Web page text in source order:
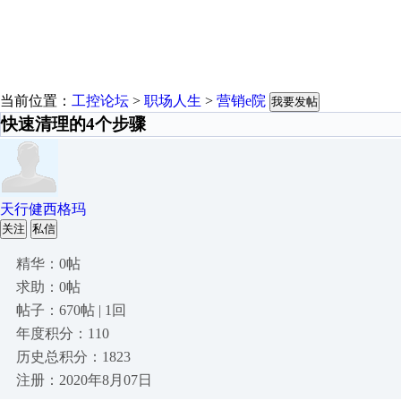
当前位置： 工控论坛 > 职场人生 > 营销e院 我要发帖
快速清理的4个步骤
天行健西格玛
关注 私信
精华：0帖
求助：0帖
帖子：670帖 | 1回
年度积分：110
历史总积分：1823
注册：2020年8月07日